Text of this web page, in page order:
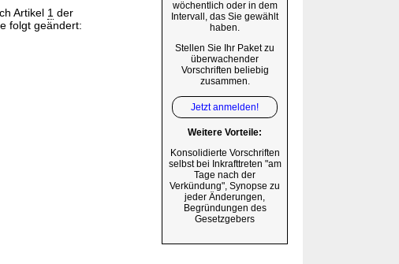
Artikel 1 der
folgt geändert:
wöchentlich oder in dem
Intervall, das Sie gewählt
haben.
Stellen Sie Ihr Paket zu
überwachender
Vorschriften beliebig
zusammen.
Jetzt anmelden!
Weitere Vorteile:
Konsolidierte Vorschriften
selbst bei Inkrafttreten "am
Tage nach der
Verkündung", Synopse zu
jeder Änderungen,
Begründungen des
Gesetzgebers